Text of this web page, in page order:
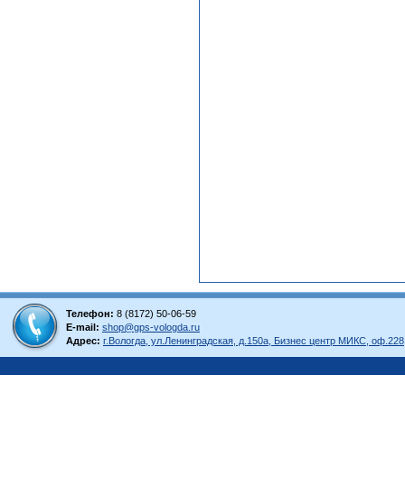
Телефон: 8 (8172) 50-06-59
E-mail: shop@gps-vologda.ru
Адрес: г.Вологда, ул.Ленинградская, д.150а, Бизнес центр МИКС, оф.228